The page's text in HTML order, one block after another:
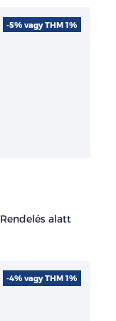
Rendelés alatt
-5% vagy THM 1%
-4% vagy THM 1%